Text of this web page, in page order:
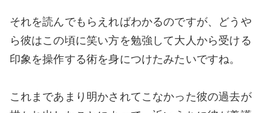
それを読んでもらえればわかるのですが、どうや
ら彼はこの頃に笑い方を勉強して大人から受ける
印象を操作する術を身につけたみたいですね。
これまであまり明かされてこなかった彼の過去が